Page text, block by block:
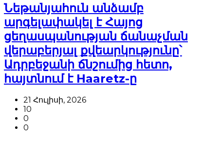
Նեթանյահուն անձամբ
արգելափակել է Հայոց
ցեղասպանության ճանաչման
վերաբերյալ քվեարկությունը՝
Ադրբեջանի ճնշումից հետո,
հայտնում է Haaretz-ը
21 Հուլիսի, 2026
10
0
0